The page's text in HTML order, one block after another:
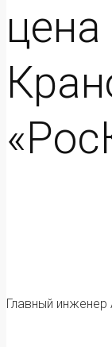
цена
Главный инженер